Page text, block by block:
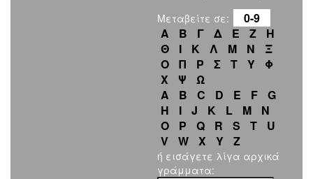
Μεταβείτε σε:
0-9
Α
Β Γ Δ Ε Ζ
Η
Θ
Ι Κ Λ Μ Ν
Ξ
Ο
Π Ρ Σ Τ Υ
Φ
Χ
Ψ
Ω
A
B C D E F
G
H
I J K L M
N
O
P Q R S T
U
V
W X Y Z
ή εισάγετε λίγα αρχικά
γράμματα: